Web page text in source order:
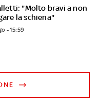
"Molto bravi a non
la schiena"
- 15:59